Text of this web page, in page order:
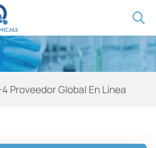
Proveedor Global En Línea